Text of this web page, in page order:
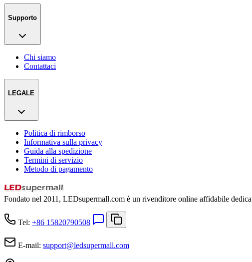
Supporto
Chi siamo
Contattaci
LEGALE
Politica di rimborso
Informativa sulla privacy
Guida alla spedizione
Termini di servizio
Metodo di pagamento
Fondato nel 2011, LEDsupermall.com è un rivenditore online affidabile
Tel: +86 15820790508
E-mail: support@ledsupermall.com